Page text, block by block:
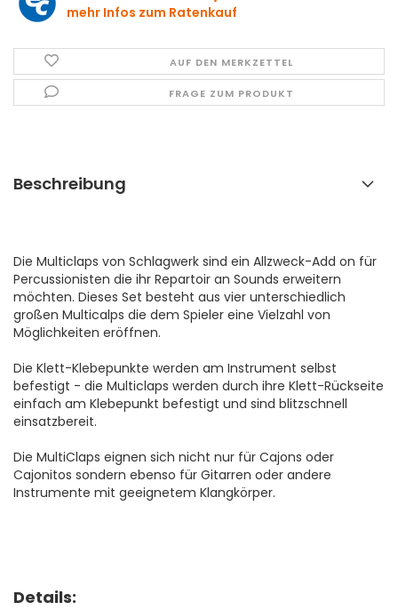
mehr Infos zum Ratenkauf
AUF DEN MERKZETTEL
FRAGE ZUM PRODUKT
Beschreibung
Die Multiclaps von Schlagwerk sind ein Allzweck-Add on für
Percussionisten die ihr Repartoir an Sounds erweitern
möchten. Dieses Set besteht aus vier unterschiedlich
großen Multicalps die dem Spieler eine Vielzahl von
Möglichkeiten eröffnen.
Die Klett-Klebepunkte werden am Instrument selbst
befestigt - die Multiclaps werden durch ihre Klett-Rückseite
einfach am Klebepunkt befestigt und sind blitzschnell
einsatzbereit.
Die MultiClaps eignen sich nicht nur für Cajons oder
Cajonitos sondern ebenso für Gitarren oder andere
Instrumente mit geeignetem Klangkörper.
Details: